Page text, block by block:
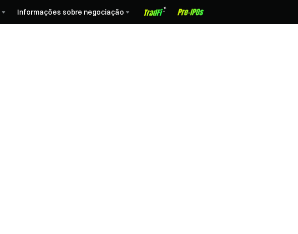
Informações sobre negociação